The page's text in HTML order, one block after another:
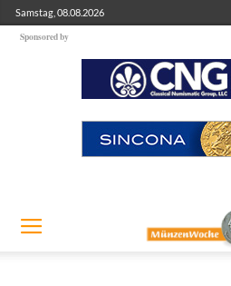
Samstag, 08.08.2026
Sponsored by